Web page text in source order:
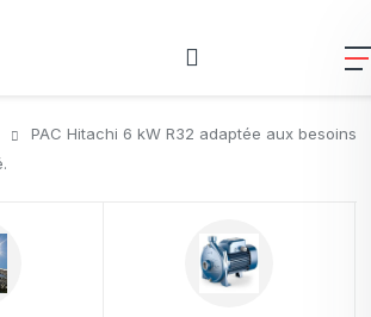
PAC Hitachi 6 kW R32 adaptée aux besoins